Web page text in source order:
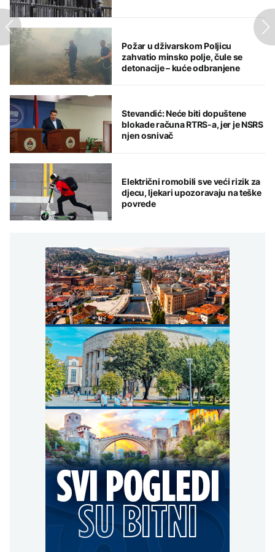
Požar u dživarskom Poljicu
zahvatio minsko polje, čule se
detonacije – kuće odbranjene
Stevandić: Neće biti dopuštene
blokade računa RTRS-a, jer je NSRS
njen osnivač
Električni romobili sve veći rizik za
djecu, ljekari upozoravaju na teške
povrede